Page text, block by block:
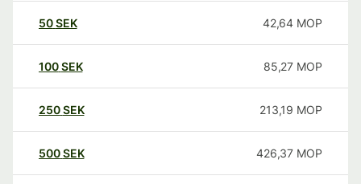
50SEK 42,64 MOP
100SEK 85,27 MOP
250SEK 213,19 MOP
500SEK 426,37 MOP